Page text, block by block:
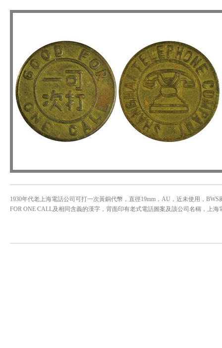
1930年代老上海電話公司可打一次黃銅代幣，直徑19mm，AU，近未使用，
FOR ONE CALL及相同含義的漢字，背面印有老式電話圖案及該公司名稱，上海